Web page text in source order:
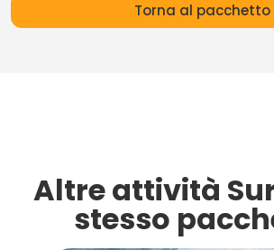
Torna al pacchetto
Altre attività
stesso